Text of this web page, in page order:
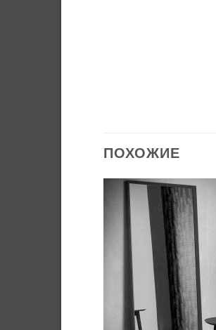
ПОХОЖИЕ